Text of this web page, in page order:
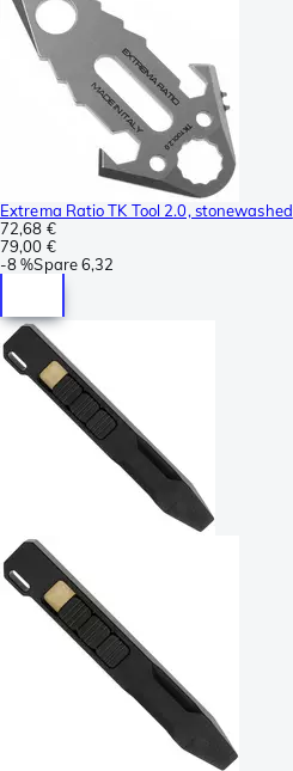
Extrema Ratio TK Tool 2.0, stonewashed
72,68 €
79,00 €
-8 %Spare6,32